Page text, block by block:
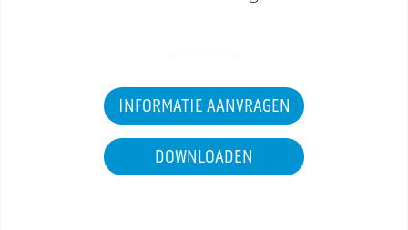
INFORMATIE AANVRAGEN
DOWNLOADEN